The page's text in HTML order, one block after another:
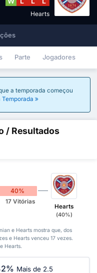
Hearts
Parte Jogadores
a temporada começou
/ Resultados
40%
17 Vitórias
Hearts
(40%)
e Hearts mostra que, dos
e Hearts venceu 17 vezes.
Hearts.
Mais de 2.5